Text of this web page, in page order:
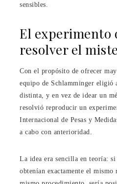
sensibles.
El experimento
resolver el
Con el propósito de ofrecer
equipo de Schlamminger eligió
distinta, y en vez de idear un
resolvió reproducir un
Internacional de Pesas y
a cabo con anterioridad.
La idea era sencilla en teoría: si
obtenían exactamente el mismo